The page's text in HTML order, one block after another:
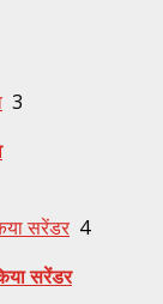
3
सरेंडर 4
सरेंडर